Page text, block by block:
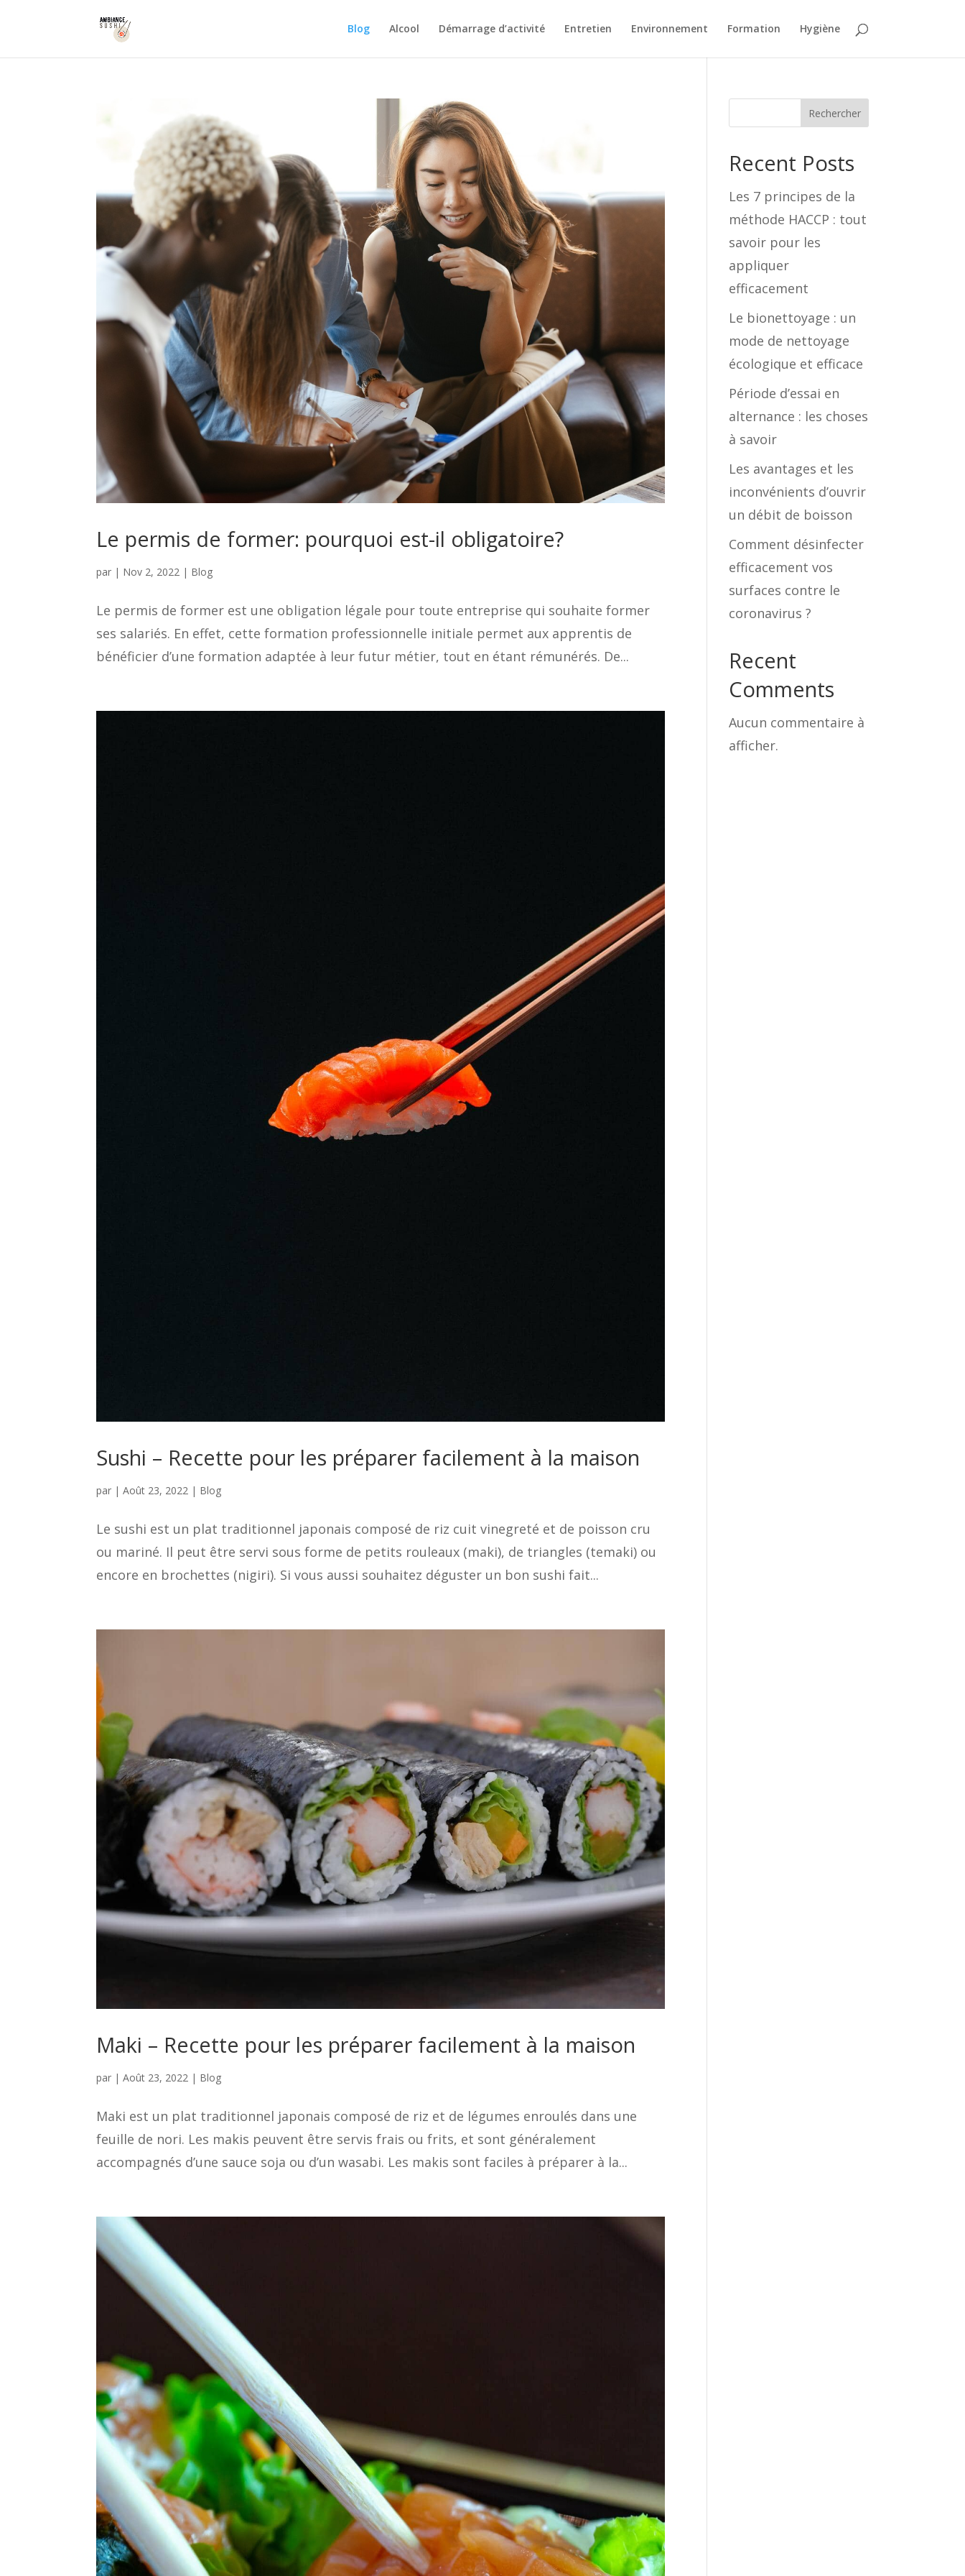
Blog Alcool Démarrage d’activité Entretien Environnement Formation Hygiène
Le permis de former: pourquoi est-il obligatoire?
par | Nov 2, 2022 | Blog
Le permis de former est une obligation légale pour toute entreprise qui souhaite former
ses salariés. En effet, cette formation professionnelle initiale permet aux apprentis de
bénéficier d’une formation adaptée à leur futur métier, tout en étant rémunérés. De...
Sushi – Recette pour les préparer facilement à la maison
par |Août 23, 2022 | Blog
Le sushi est un plat traditionnel japonais composé de riz cuit vinegreté et de poisson cru
ou mariné. Il peut être servi sous forme de petits rouleaux (maki), de triangles (temaki) ou
encore en brochettes (nigiri). Si vous aussi souhaitez déguster un bon sushi fait...
Maki – Recette pour les préparer facilement à la maison
par |Août 23, 2022 | Blog
Maki est un plat traditionnel japonais composé de riz et de légumes enroulés dans une
feuille de nori. Les makis peuvent être servis frais ou frits, et sont généralement
accompagnés d’une sauce soja ou d’un wasabi. Les makis sont faciles à préparer à la...
Rechercher
Recent Posts
Les 7 principes de la
méthode HACCP : tout
savoir pour les
appliquer
efficacement
Le bionettoyage : un
mode de nettoyage
écologique et efficace
Période d’essai en
alternance : les choses
à savoir
Les avantages et les
inconvénients d’ouvrir
un débit de boisson
Comment désinfecter
efficacement vos
surfaces contre le
coronavirus ?
Recent
Comments
Aucun commentaire à
afficher.